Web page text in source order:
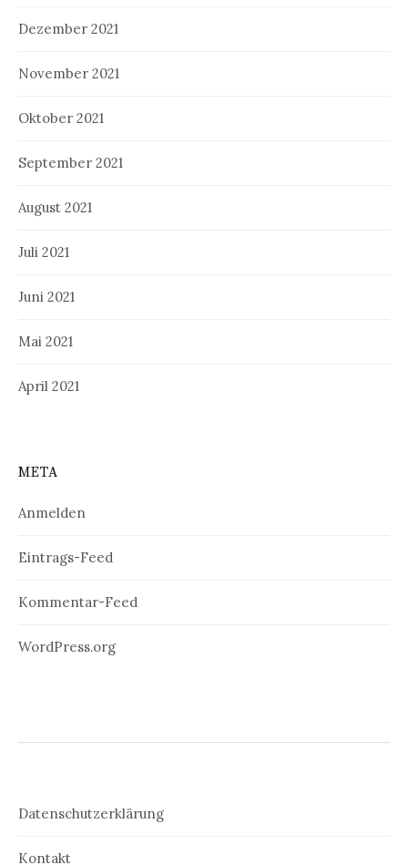
Dezember 2021
November 2021
Oktober 2021
September 2021
August 2021
Juli 2021
Juni 2021
Mai 2021
April 2021
META
Anmelden
Eintrags-Feed
Kommentar-Feed
WordPress.org
Datenschutzerklärung
Kontakt